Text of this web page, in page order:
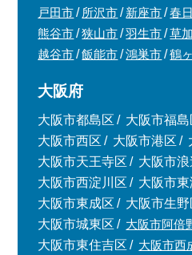
戸田市
所沢市 新座市 春
熊谷市
狭山市 羽生市 草
越谷市
飯能市 鴻巣市 鶴
大阪府
大阪市都島区 大阪市福島
大阪市西区
大阪市港区
大阪市天王寺区
大阪市浪
大阪市西淀川区
大阪市
大阪市東成区
大阪市生野
大阪市城東区
大阪市阿倍
大阪市東住吉区
大阪市西